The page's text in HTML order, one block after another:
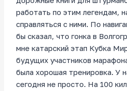
работать по этим легендам,
справляться с ними. По
бы сказал, что гонка в
мне катарский этап Кубка
будущих участников
была хорошая тренировка. У
сегодня не просто. На 100